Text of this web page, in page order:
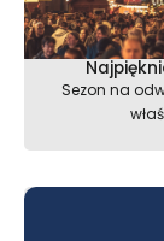
Sezon na